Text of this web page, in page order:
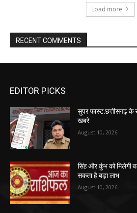
Load more
RECENT COMMENTS
EDITOR PICKS
सुपर फास्ट:छत्तीसगढ़ के
खबरे
August 10, 2026
सिंह और कुंभ को मिलेगी
सकता है बड़ा लाभ
August 10, 2026